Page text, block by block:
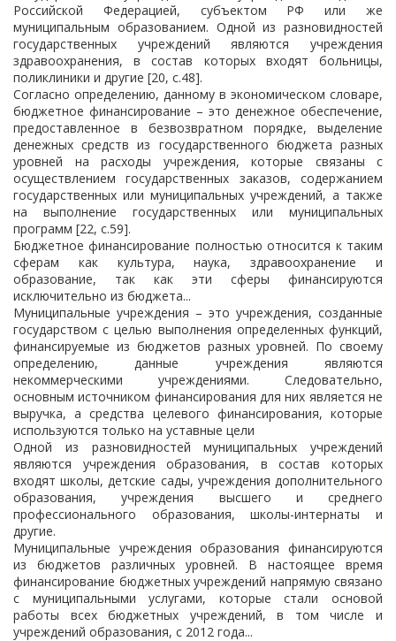
Российской Федерацией, субъектом РФ или же
муниципальным образованием. Одной из разновидностей
государственных учреждений являются учреждения
здравоохранения, в состав которых входят больницы,
поликлиники и другие [20, c.48].
Согласно определению, данному в экономическом словаре,
бюджетное финансирование – это денежное обеспечение,
предоставленное в безвозвратном порядке, выделение
денежных средств из государственного бюджета разных
уровней на расходы учреждения, которые связаны с
осуществлением государственных заказов, содержанием
государственных или муниципальных учреждений, а также
на выполнение государственных или муниципальных
программ [22, c.59].
Бюджетное финансирование полностью относится к таким
сферам как культура, наука, здравоохранение и
образование, так как эти сферы финансируются
исключительно из бюджета...
Муниципальные учреждения – это учреждения, созданные
государством с целью выполнения определенных функций,
финансируемые из бюджетов разных уровней. По своему
определению, данные учреждения являются
некоммерческими учреждениями. Следовательно,
основным источником финансирования для них является не
выручка, а средства целевого финансирования, которые
используются только на уставные цели
Одной из разновидностей муниципальных учреждений
являются учреждения образования, в состав которых
входят школы, детские сады, учреждения дополнительного
образования, учреждения высшего и среднего
профессионального образования, школы-интернаты и
другие.
Муниципальные учреждения образования финансируются
из бюджетов различных уровней. В настоящее время
финансирование бюджетных учреждений напрямую связано
с муниципальными услугами, которые стали основой
работы всех бюджетных учреждений, в том числе и
учреждений образования, с 2012 года...